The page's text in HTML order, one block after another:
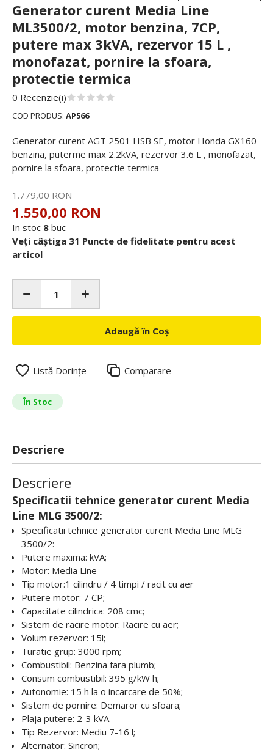
Generator curent Media Line
ML3500/2, motor benzina, 7CP,
putere max 3kVA, rezervor 15 L ,
monofazat, pornire la sfoara,
protectie termica
0 Recenzie(i)
COD PRODUS: AP566
Generator curent AGT 2501 HSB SE, motor Honda GX160
benzina, puterme max 2.2kVA, rezervor 3.6 L , monofazat,
pornire la sfoara, protectie termica
1.779,00 RON
1.550,00 RON
In stoc 8 buc
Veți câștiga 31 Puncte de fidelitate pentru acest
articol
Adaugă în Coș
Listă Dorințe Comparare
În Stoc
Descriere
Descriere
Specificatii tehnice generator curent Media
Line MLG 3500/2:
Specificatii tehnice generator curent Media Line MLG
3500/2:
Putere maxima: kVA;
Motor: Media Line
Tip motor:1 cilindru / 4 timpi / racit cu aer
Putere motor: 7 CP;
Capacitate cilindrica: 208 cmc;
Sistem de racire motor: Racire cu aer;
Volum rezervor: 15l;
Turatie grup: 3000 rpm;
Combustibil: Benzina fara plumb;
Consum combustibil: 395 g/kW h;
Autonomie: 15 h la o incarcare de 50%;
Sistem de pornire: Demaror cu sfoara;
Plaja putere: 2-3 kVA
Tip Rezervor: Mediu 7-16 l;
Alternator: Sincron;